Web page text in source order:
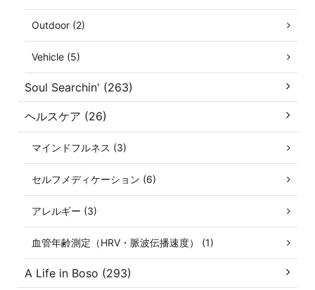
Outdoor (2)
Vehicle (5)
Soul Searchin' (263)
ヘルスケア (26)
マインドフルネス (3)
セルフメディケーション (6)
アレルギー (3)
血管年齢測定（HRV・脈波伝播速度） (1)
A Life in Boso (293)